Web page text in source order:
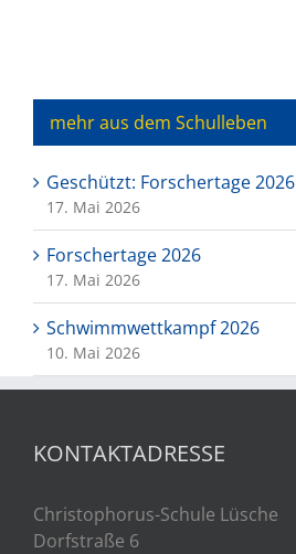
mehr aus dem Schulleben
Geschützt: Forschertage 2026
17. Mai 2026
Forschertage 2026
17. Mai 2026
Schwimmwettkampf 2026
10. Mai 2026
KONTAKTADRESSE
Christophorus-Schule Lüsche
Dorfstraße 6